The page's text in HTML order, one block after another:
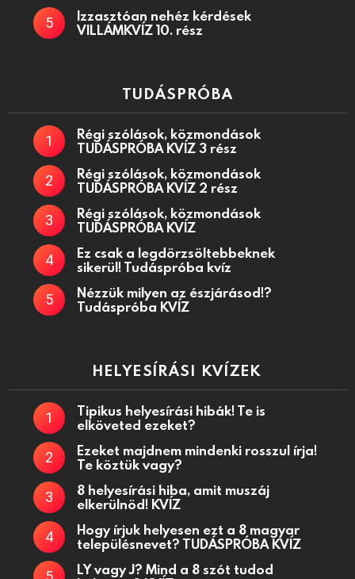
Izzasztóan nehéz kérdések
VILLÁMKVÍZ 10. rész
TUDÁSPRÓBA
Régi szólások, közmondások
TUDÁSPRÓBA KVÍZ 3 rész
Régi szólások, közmondások
TUDÁSPRÓBA KVÍZ 2 rész
Régi szólások, közmondások
TUDÁSPRÓBA KVÍZ
Ez csak a legdörzsöltebbeknek
sikerül! Tudáspróba kvíz
Nézzük milyen az észjárásod!?
Tudáspróba KVÍZ
HELYESÍRÁSI KVÍZEK
Tipikus helyesírási hibák! Te is
elköveted ezeket?
Ezeket majdnem mindenki rosszul írja!
Te köztük vagy?
8 helyesírási hiba, amit muszáj
elkerülnöd! KVÍZ
Hogy írjuk helyesen ezt a 8 magyar
településnevet? TUDÁSPRÓBA KVÍZ
LY vagy J? Mind a 8 szót tudod